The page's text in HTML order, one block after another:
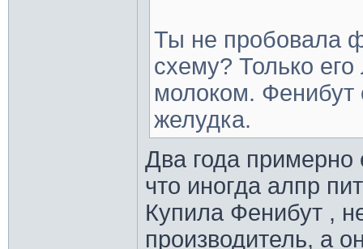
Ты не пробовала
схему? Только
молоком. Фенибут
желудка.
Два года
что иногда алпр
Купила Фенибут ,
производитель, а